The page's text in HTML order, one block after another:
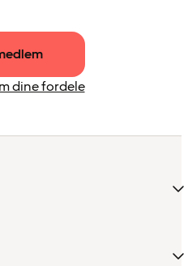
dine fordele